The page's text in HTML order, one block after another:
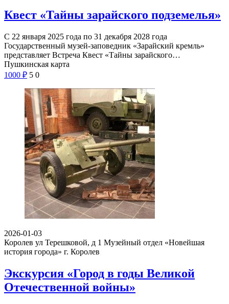
Квест «Тайны зарайского подземелья»
С 22 января 2025 года по 31 декабря 2028 года
Государственный музей-заповедник «Зарайский кремль»
представляет Встреча Квест «Тайны зарайского…
Пушкинская карта
1000 ₽ 5 0
2026-01-03
Королев ул Терешковой, д 1 Музейный отдел «Новейшая
история города» г. Королев
Экскурсия «Город в годы Великой
Отечественной войны»